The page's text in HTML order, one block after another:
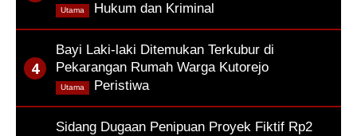
Hukum dan Kriminal
Utama
Bayi Laki-laki Ditemukan Terkubur di
Pekarangan Rumah Warga Kutorejo
Peristiwa,
Utama
Sidang Dugaan Penipuan Proyek Fiktif Rp2